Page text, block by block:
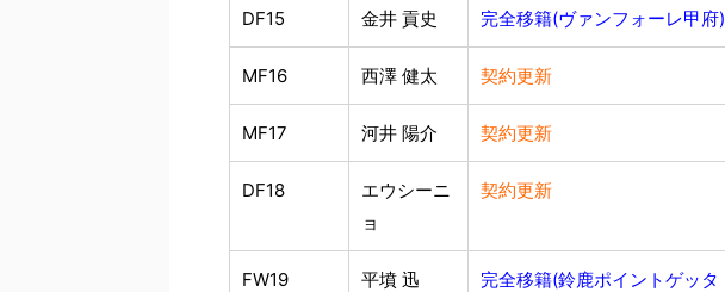
DF15 金井 貢史 完全移籍(ヴァンフォーレ甲府)
MF16 西澤 健太 契約更新
MF17 河井 陽介 契約更新
DF18
エウシーニ
ョ
契約更新
FW19 平墳 迅
完全移籍(鈴鹿ポイントゲッタ